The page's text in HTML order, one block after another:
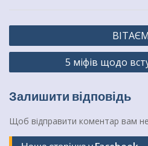
Навігація
записів
5 міфів щодо
Залишити відповідь
Щоб відправити коментар вам